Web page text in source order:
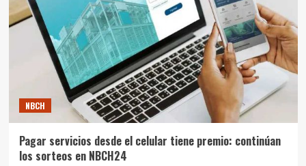
empresas
constructoras
privadas
en
el
marco
programa
NBCH
Pagar servicios desde el celular tiene premio: continúan
los sorteos en NBCH24